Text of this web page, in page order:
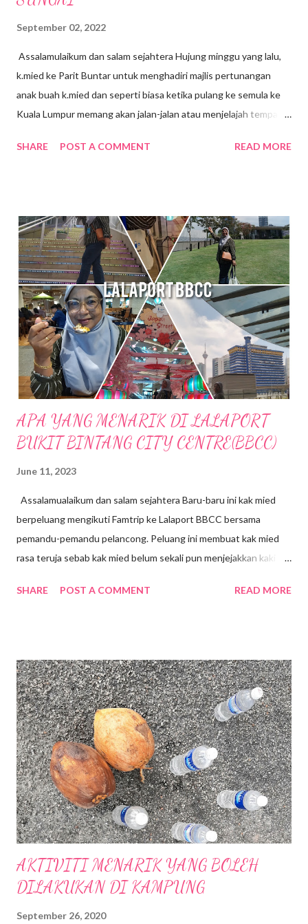
September 02, 2022
Assalamulaikum dan salam sejahtera Hujung minggu yang lalu,
k.mied ke Parit Buntar untuk menghadiri majlis pertunangan
anak buah k.mied dan seperti biasa ketika pulang ke semula ke
Kuala Lumpur memang akan jalan-jalan atau menjelajah tempat-
k mied decide nak ke Daerah Batu Kurau , Taiping Perak .
kabin pertama di Batu Kurau. Berhampiran Gunung Sempeneh ,
sungai dan hutan sudah tentu menjanjikan penginapan yang
nyaman dan dekat dengan alam semulajadi . Ketika k.mied tiba di
Sempeneh Riverfront, hujan turun dengan lebat sekali, sungai
berhampiran chalet yang tadinya tenang kini di melimpah dengan
air dari bukit. Bila air semakin deras kedengaran siren amaran di
bunyikan untuk memberi amaran pada pengunjung supaya j...
SHARE POST A COMMENT READ MORE
APA YANG MENARIK DI LALAPORT
BUKIT BINTANG CITY CENTRE(BBCC)
June 11, 2023
Assalamualaikum dan salam sejahtera Baru-baru ini kak mied
berpeluang mengikuti Famtrip ke Lalaport BBCC bersama
pemandu-pemandu pelancong. Peluang ini membuat kak mied
rasa teruja sebab kak mied belum sekali pun menjejakkan kaki ke
Terletak di tengah-tengah Bandar, kawasan Bukit Bintang.
masuk atau pintu gerbang Penjara Pudu masih dikekalkan
sebagai tinggalan sejarah lalu. Mall ini mengenengahkan konsep
" Modern Simplicity" yang sinonim dengan tradisi Jepun dengan
gabungan fasiliti komersial, pejabat , kediaman, hotel dan lain-
lain. Merupakan fasiliti luar negara yang pertama di Asia
Tenggara oleh Mitsui Fudosan Co. Ltd.(Mitsui Fudosan) .
Terdapat 400 kedai untuk penyewaaan di Mall ini, serta
penampilan kedai-keda...
SHARE POST A COMMENT READ MORE
AKTIVITI MENARIK YANG BOLEH
DILAKUKAN DI KAMPUNG
September 26, 2020